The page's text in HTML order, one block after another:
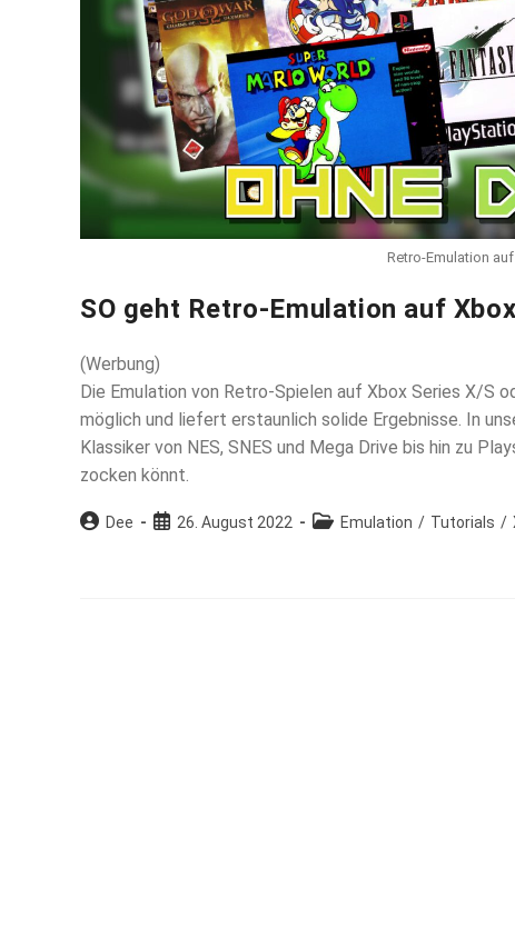
Retro-Emulation
SO geht Retro-Emulation auf
(Werbung)
Die Emulation von Retro-Spielen auf Xbox Series X/S
möglich und liefert erstaunlich solide Ergebnisse. In
Klassiker von NES, SNES und Mega Drive bis hin zu
zocken könnt.
Beitrags-
Dee
Beitrag26. August 2022
Beitrags-
Emulation / Tutorials /